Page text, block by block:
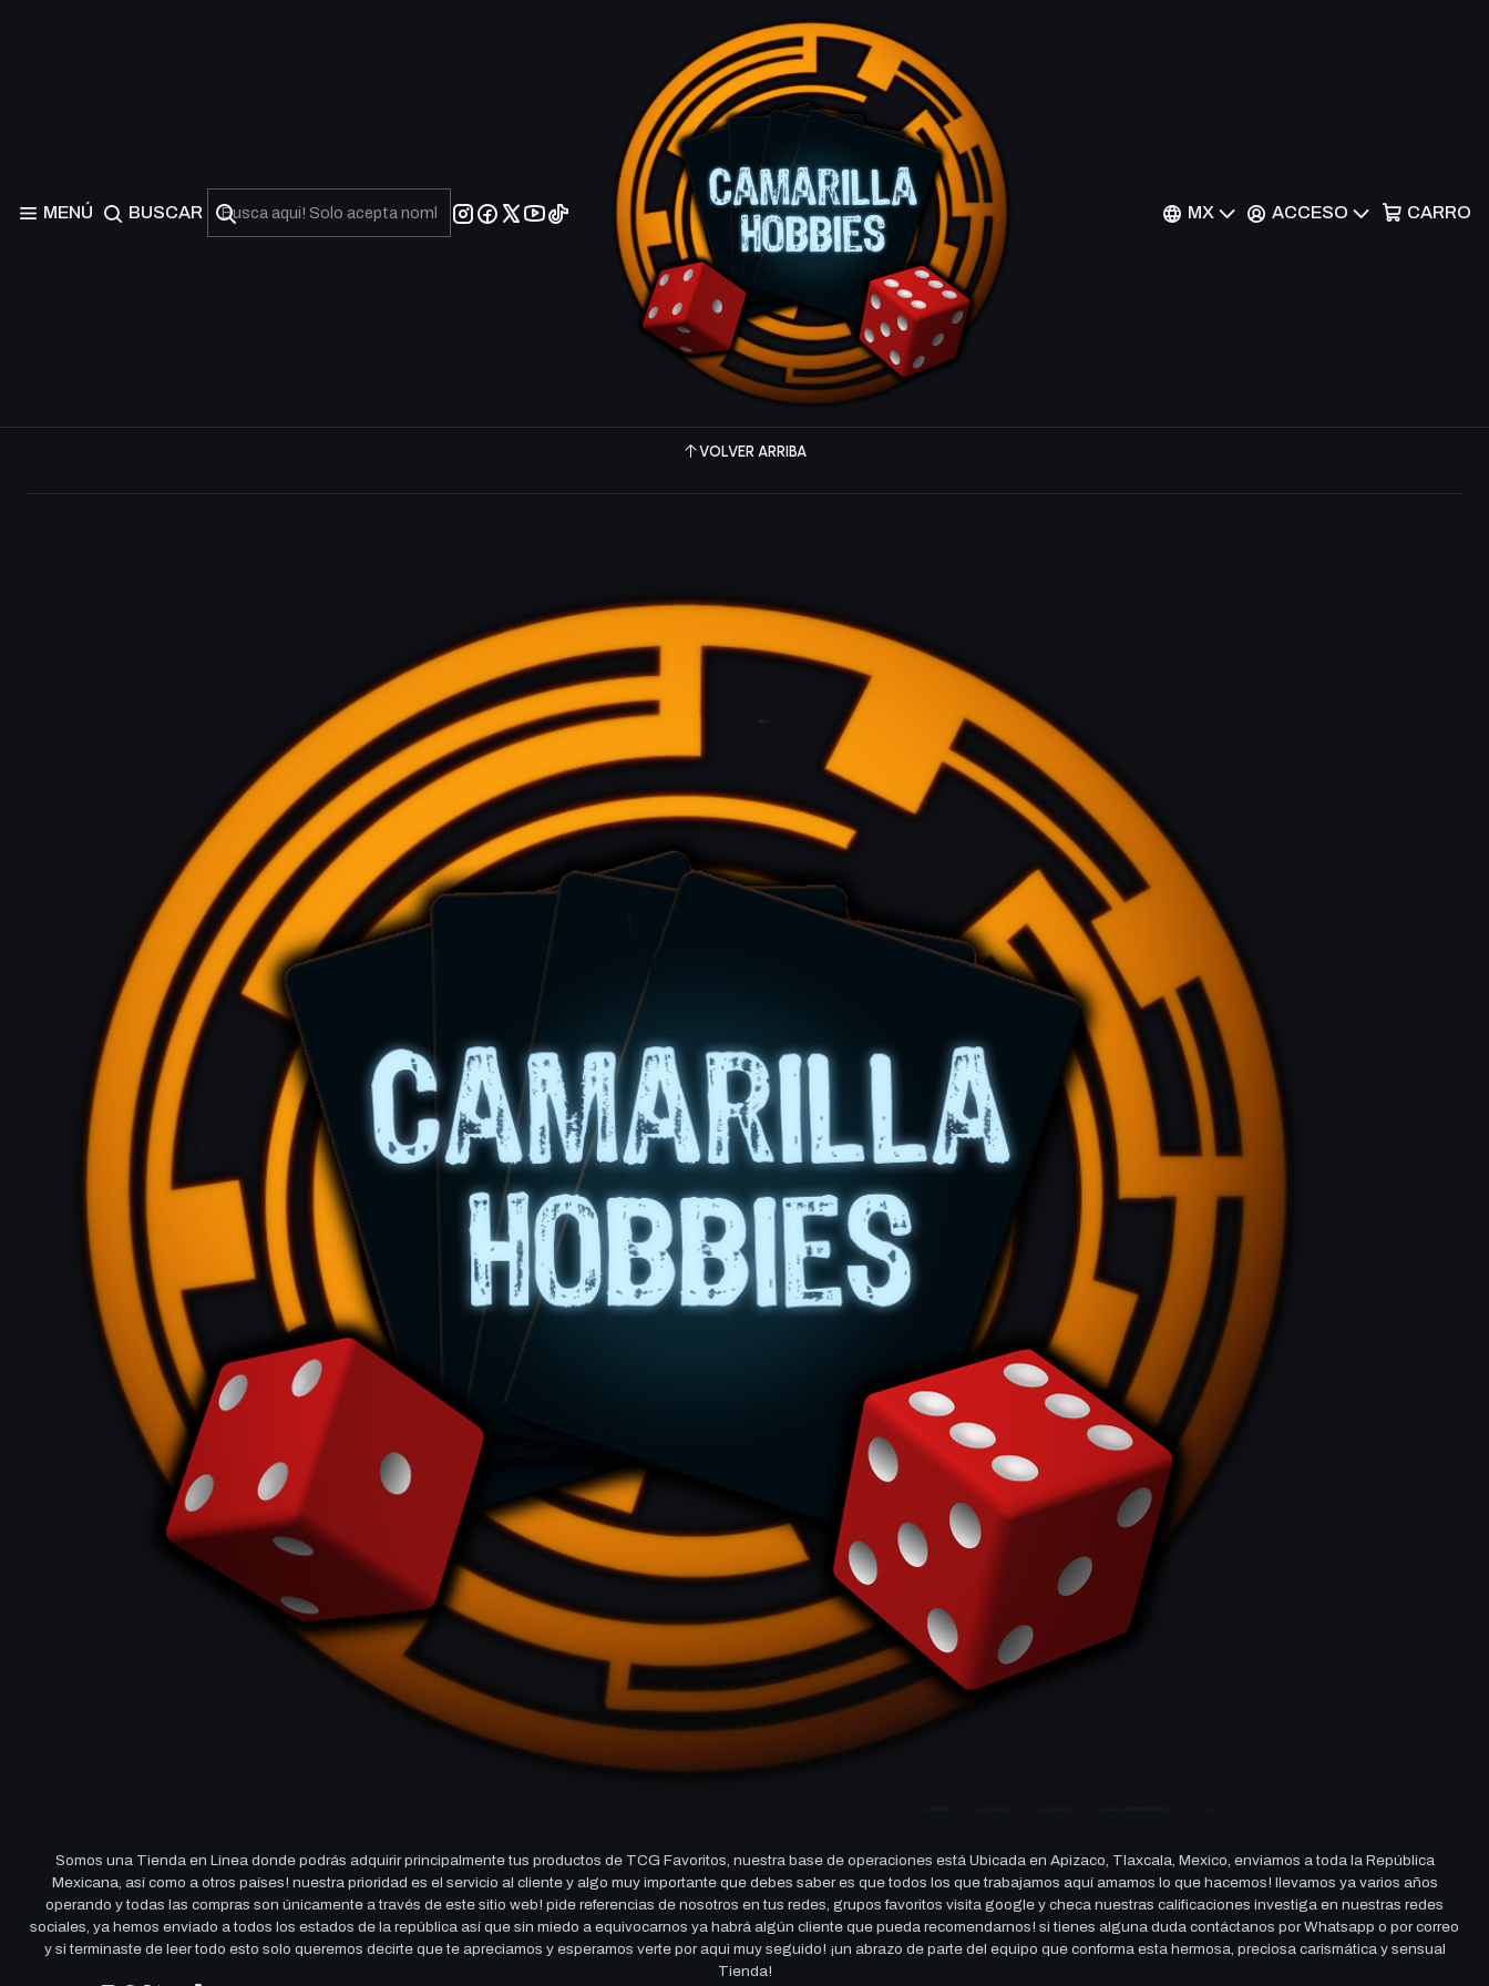
MENÚ BUSCAR MX ACCESO CARRO
OP09-EN012 KONAMI
Personal Spoofing - OP09-EN012 - Super Rare
$20 MXN
OP09-EN013|Konami
Elemental HERO Neos Alius - OP09-EN013 - Common
$5 MXN
VOLVER ARRIBA
Somos una Tienda en Linea donde podrás adquirir principalmente tus productos de TCG Favoritos, nuestra base de operaciones está Ubicada en Apizaco, Tlaxcala, Mexico, enviamos a toda la República
Mexicana, así como a otros países! nuestra prioridad es el servicio al cliente y algo muy importante que debes saber es que todos los que trabajamos aquí amamos lo que hacemos! llevamos ya varios años
operando y todas las compras son únicamente a través de este sitio web! pide referencias de nosotros en tus redes, grupos favoritos visita google y checa nuestras calificaciones investiga en nuestras redes
sociales, ya hemos enviado a todos los estados de la república así que sin miedo a equivocarnos ya habrá algún cliente que pueda recomendarnos! si tienes alguna duda contáctanos por Whatsapp o por correo
y si terminaste de leer todo esto solo queremos decirte que te apreciamos y esperamos verte por aqui muy seguido! ¡un abrazo de parte del equipo que conforma esta hermosa, preciosa carismática y sensual
Tienda!